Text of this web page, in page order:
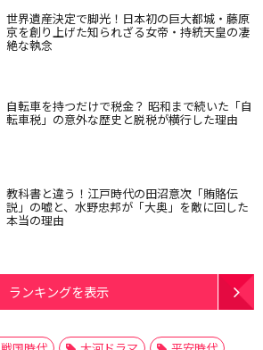
世界遺産決定で脚光！日本初の巨大都城・藤原
京を創り上げた知られざる女帝・持統天皇の凄
絶な執念
自転車を持つだけで税金？ 昭和まで続いた「自
転車税」の意外な歴史と脱税が横行した理由
教科書と違う！江戸時代の田沼意次「賄賂伝
説」の嘘と、水野忠邦が「大奥」を敵に回した
本当の理由
ランキングを表示